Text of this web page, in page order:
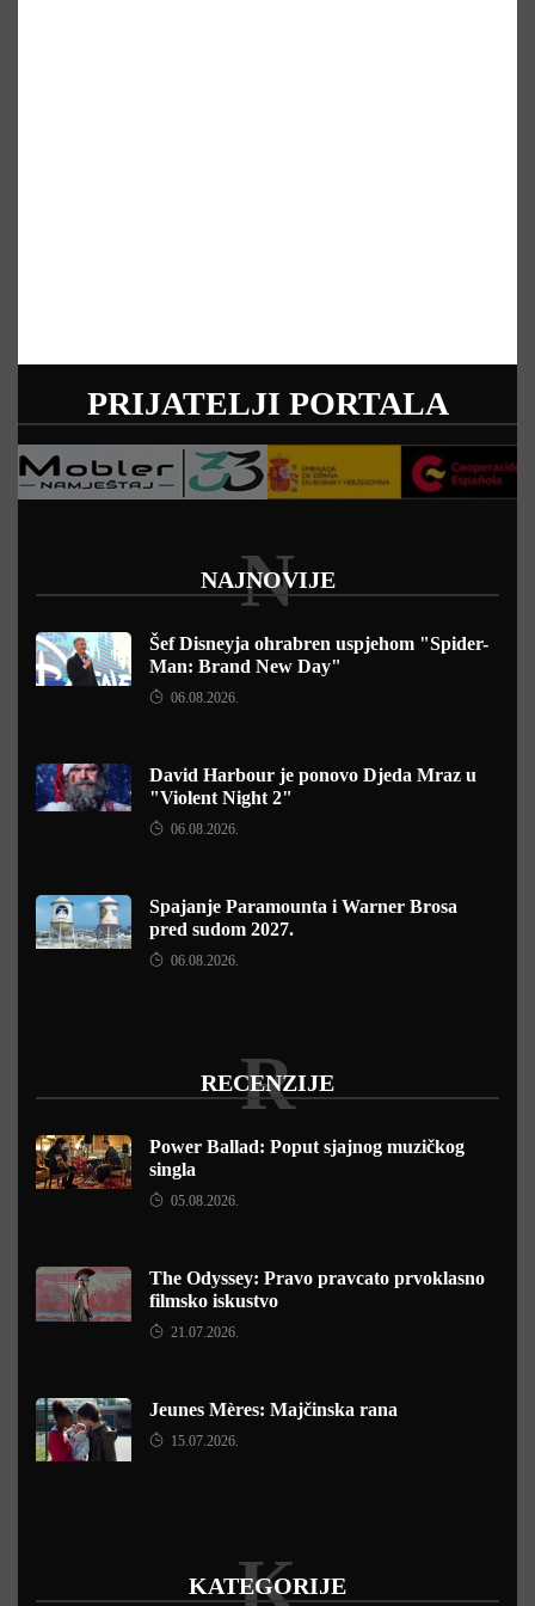
PRIJATELJI PORTALA
NAJNOVIJE
N
Šef Disneyja ohrabren uspjehom "Spider-
Man: Brand New Day"
06.08.2026.
David Harbour je ponovo Djeda Mraz u
"Violent Night 2"
06.08.2026.
Spajanje Paramounta i Warner Brosa
pred sudom 2027.
06.08.2026.
RECENZIJE
R
Power Ballad: Poput sjajnog muzičkog
singla
05.08.2026.
The Odyssey: Pravo pravcato prvoklasno
filmsko iskustvo
21.07.2026.
Jeunes Mères: Majčinska rana
15.07.2026.
KATEGORIJE
K